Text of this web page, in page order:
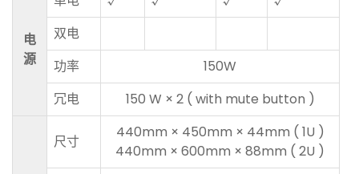
电
源
双电
功率
150W
冗电
150 W × 2 ( with mute button )
尺寸
440mm × 450mm × 44mm ( 1U )
440mm × 600mm × 88mm ( 2U )